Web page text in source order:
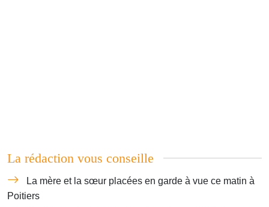
La rédaction vous conseille
La mère et la sœur placées en garde à vue ce matin à
Poitiers